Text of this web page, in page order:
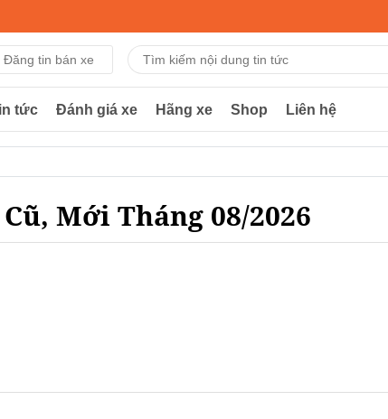
Đăng tin bán xe
tức Đánh giá xe Hãng xe Shop Liên hệ
Mới Tháng 08/2026